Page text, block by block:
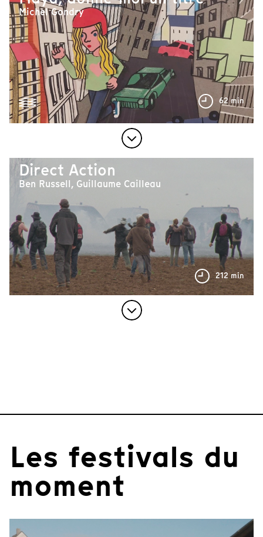
Michel Gondry
62 min
Direct Action
Ben Russell, Guillaume Cailleau
212 min
Les festivals du
moment